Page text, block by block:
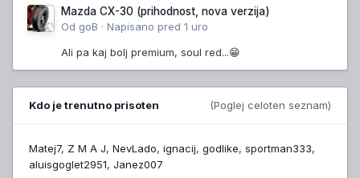
Mazda CX-30 (prihodnost, nova verzija)
Od goB · Napisano pred 1 uro
Ali pa kaj bolj premium, soul red...😁
Kdo je trenutno prisoten (Poglej celoten seznam)
Matej7 Z M A J NevLado ignacij godlike sportman333
aluisgoglet2951 Janez007